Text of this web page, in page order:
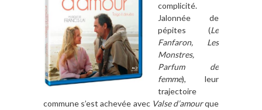
complicité.
Jalonnée de
pépites (Le
Fanfaron, Les
Monstres,
Parfum de
femme), leur
trajectoire
commune s’est achevée avec Valse d’amourque